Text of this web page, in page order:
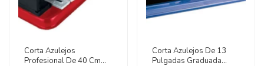
Corta Azulejos
Profesional De 40 Cm
Corta Azulejos De 13
Pulgadas Graduada